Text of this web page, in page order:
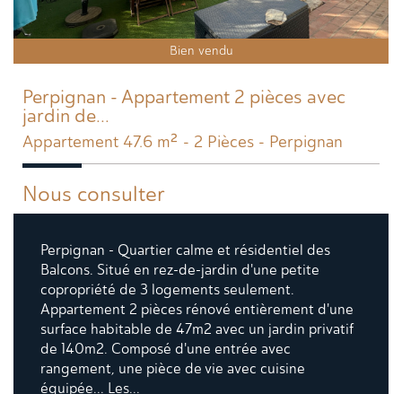
Bien vendu
Perpignan - Appartement 2 pièces avec
jardin de...
Appartement 47.6 m² - 2 Pièces - Perpignan
Nous consulter
Perpignan - Quartier calme et résidentiel des
Balcons. Situé en rez-de-jardin d'une petite
copropriété de 3 logements seulement.
Appartement 2 pièces rénové entièrement d'une
surface habitable de 47m2 avec un jardin privatif
de 140m2. Composé d'une entrée avec
rangement, une pièce de vie avec cuisine
équipée... Les...